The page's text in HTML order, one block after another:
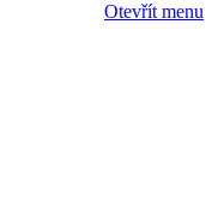
Otevřít menu